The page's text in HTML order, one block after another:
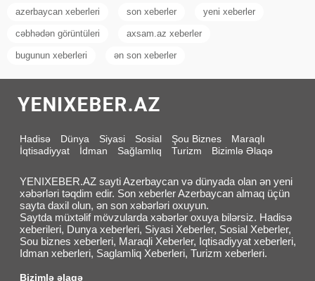
azerbaycan xeberleri son xeberler yeni xeberler
cəbhədən görüntüleri axsam.az xeberler
bugunun xeberleri ən son xeberler
Hadisə Dünya Siyasi Sosial Şou Biznes
Maraqlı
İqtisadiyyat
İdman Sağlamlıq Turizm Bizimlə Əlaqə
YENIXEBER.AZ sayti Azerbaycan və dünyada olan ən yeni
xəbərləri təqdim edir. Son xeberler Azerbaycan almaq üçün
sayta daxil olun, ən son xəbərləri oxuyun.
Saytda müxtəlif mövzularda xəbərlər oxuya bilərsiz. Hadisə
xeberileri, Dunya xeberleri, Siyasi Xeberler, Sosial Xeberler,
Sou biznes xeberleri, Maraqli Xeberler, Iqtisadiyyat xeberleri,
Idman xeberleri, Saglamliq Xeberleri, Turizm xeberleri.
Bizimlə əlaqə